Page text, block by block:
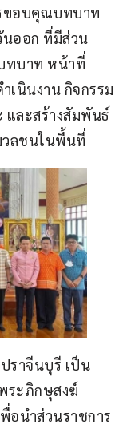
ขอบคุณบทบาท
ออก ที่มีส่วน
ทบาท หน้าที่
เนินงาน กิจกรรม
และสร้างสัมพันธ์
วลชนในพื้นที่
ราจีนบุรี เป็น
ระภิกษุสงฆ์
อนำส่วนราชการ